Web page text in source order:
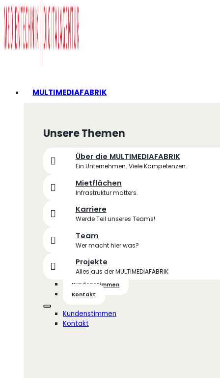
MULTIMEDIAFABRIK
Unsere Themen
Über die MULTIMEDIAFABRIK
Ein Unternehmen. Viele Kompetenzen.
Mietflächen
Infrastruktur matters.
Karriere
Werde Teil unseres Teams!
Team
Wer macht hier was?
Projekte
Alles aus der MULTIMEDIAFABRIK
Kundenstimmen
Kontakt
Kundenstimmen
Kontakt